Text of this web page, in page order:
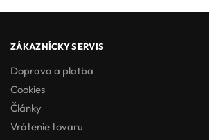
ZÁKAZNÍCKY SERVIS
Doprava a platba
Cookies
Články
Vrátenie tovaru